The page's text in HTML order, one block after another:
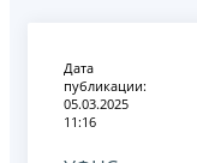
Дата
публикации:
05.03.2025
11:16